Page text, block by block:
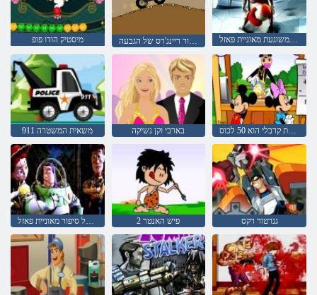
מיסטיק הודו פופ עליון פאוור ריינג'רס של הגבעה צפרדע משוגעת מאוניית פאזל
משאית המשטרה 911 בארבי וקן נשיקה דוכן לימונדת קרבלי הוא 50 לכוס
פיש האנטר 2 גנרטור רקס